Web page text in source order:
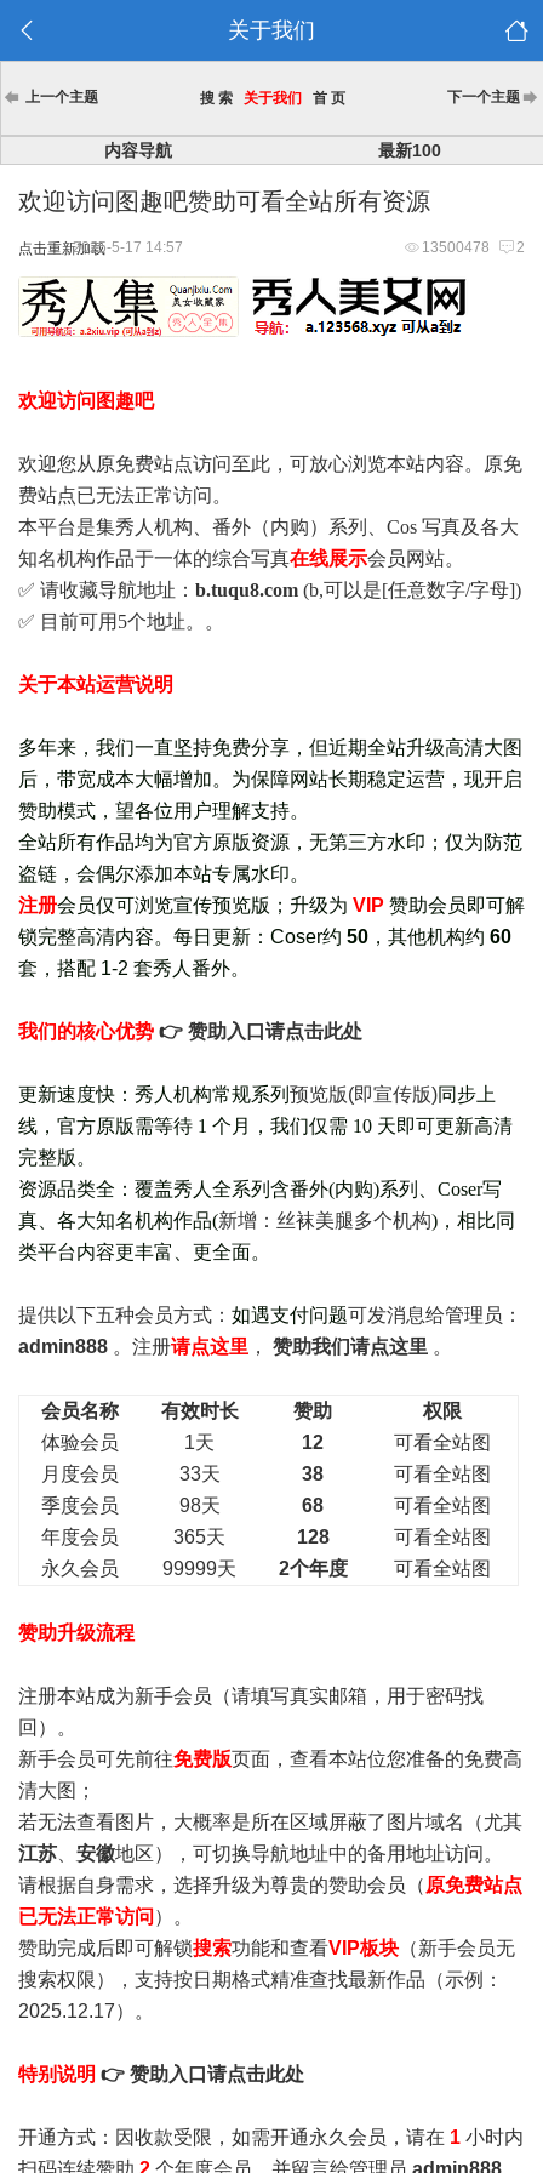
关于我们
上一个主题 搜 索 关于我们 首 页 下一个主题
内容导航 最新100
欢迎访问图趣吧赞助可看全站所有资源
点击重新加载 13500478 2
2025-5-17 14:57
欢迎访问图趣吧
欢迎您从原免费站点访问至此，可放心浏览本站内容。原免
费站点已无法正常访问。
本平台是集秀人机构、番外（内购）系列、Cos 写真及各大
知名机构作品于一体的综合写真在线展示会员网站。
✅ 请收藏导航地址： b.tuqu8.com (b,可以是[任意数字/字母])
✅ 目前可用5个地址。。
关于本站运营说明
多年来，我们一直坚持免费分享，但近期全站升级高清大图
后，带宽成本大幅增加。为保障网站长期稳定运营，现开启
赞助模式，望各位用户理解支持。
全站所有作品均为官方原版资源，无第三方水印；仅为防范
盗链，会偶尔添加本站专属水印。
注册会员仅可浏览宣传预览版 ； 升级为 VIP 赞助会员即可解
锁完整高清内容。每日更新： Coser约 50 ，其他机构约 60
套， 搭配 1-2 套秀人番外。
我们的核心优势 👉 赞助入口请点击此处
更新速度快：秀人机构常规系列 预览版(即宣传版)同步上
线，官方原版需等待 1 个月，我们仅需 10 天即可更新高清
完整版。
资源品类全：覆盖秀人全系列含番外(内购)系列、Coser写
真、各大知名机构作品(新增：丝袜美腿多个机构)，相比同
类平台内容更丰富、更全面。
提供以下五种会员方式： 如遇支付问题可发消息给管理员：
admin888 。注册请点这里 ， 赞助我们请点这里 。
会员名称 有效时长 赞助
权限
体验会员
1天 12
可看全站图
月度会员
33天 38
可看全站图
季度会员
98天 68
可看全站图
年度会员
365天 128
可看全站图
永久会员
99999天 2个年度 可看全站图
赞助升级流程
注册本站成为新手会员 （请填写真实邮箱，用于密码找
回）。
新手会员可先前往免费版页面，查看本站位您准备的免费高
清大图；
若无法查看图片，大概率是所在区域屏蔽了图片域名（尤其
江苏
安徽地区），可切换导航地址中的备用地址访问。
请根据自身需求，选择升级为尊贵的赞助会员（ 原免费站点
已无法正常访问 ）。
赞助完成后即可解锁搜索功能和查看VIP板块 （新手会员无
搜索权限），支持按日期格式精准查找最新作品（示例：
2025.12.17）。
特别说明 👉 赞助入口请点击此处
开通方式：因收款受限，如需开通永久会员，请在 1 小时内
扫码连续赞助 2 个年度会员，并留言给管理员 admin888